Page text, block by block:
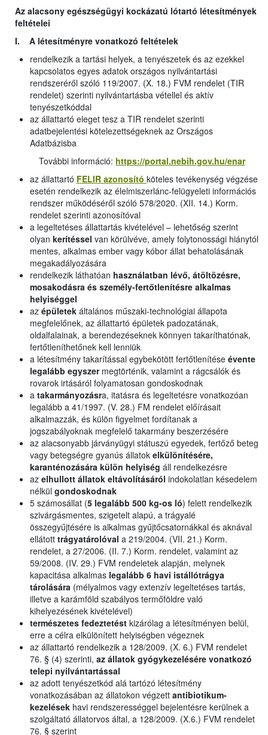
Az alacsony egészségügyi kockázatú lótartó létesítmények
feltételei
I. A létesítményre vonatkozó feltételek
rendelkezik a tartási helyek, a tenyészetek és az ezekkel
kapcsolatos egyes adatok országos nyilvántartási
rendszeréről szóló 119/2007. (X. 18.) FVM rendelet (TIR
rendelet) szerinti nyilvántartásba vétellel és aktív
tenyészetkóddal
az állattartó eleget tesz a TIR rendelet szerinti
adatbejelentési kötelezettségeknek az Országos
Adatbázisba
További információ: https://portal.nebih.gov.hu/enar
az állattartó FELIR azonosító köteles tevékenység végzése
esetén rendelkezik az élelmiszerlánc-felügyeleti információs
rendszer működéséről szóló 578/2020. (XII. 14.) Korm.
rendelet szerinti azonosítóval
a legeltetéses állattartás kivételével – lehetőség szerint
olyan kerítéssel van körülvéve, amely folytonossági hiánytól
mentes, alkalmas ember vagy kóbor állat behatolásának
megakadályozására
rendelkezik láthatóan használatban lévő, átöltözésre,
mosakodásra és személy-fertőtlenítésre alkalmas
helyiséggel
az épületek általános műszaki-technológiai állapota
megfelelőnek, az állattartó épületek padozatának,
oldalfalainak, a berendezéseknek könnyen takaríthatónak,
fertőtleníthetőnek kell lenniük
a létesítmény takarítással egybekötött fertőtlenítése évente
legalább egyszer megtörténik, valamint a rágcsálók és
rovarok irtásáról folyamatosan gondoskodnak
a takarmányozásra, itatásra és legeltetésre vonatkozóan
legalább a 41/1997. (V. 28.) FM rendelet előírásait
alkalmazzák, és külön figyelmet fordítanak a
jogszabályoknak megfelelő takarmány beszerzésére
az alacsonyabb járványügyi státuszú egyedek, fertőző beteg
vagy betegségre gyanús állatok elkülönítésére,
karanténozására külön helyiség áll rendelkezésre
az elhullott állatok eltávolításáról indokolatlan késedelem
nélkül gondoskodnak
5 számosállat (5 legalább 500 kg-os ló) felett rendelkezik
szivárgásmentes, szigetelt alapú, a trágyalé
összegyűjtésére is alkalmas gyűjtőcsatornákkal és aknával
ellátott trágyatárolóval a 219/2004. (VII. 21.) Korm.
rendelet, a 27/2006. (II. 7.) Korm. rendelet, valamint az
59/2008. (IV. 29.) FVM rendeletek alapján, melynek
kapacitása alkalmas legalább 6 havi istállótrágya
tárolására (mélyalmos vagy extenzív legeltetéses tartás,
illetve a karámföld szabályos termőföldre való
kihelyezésének kivételével)
természetes fedeztetést kizárólag a létesítményen belül,
erre a célra elkülönített helyiségben végeznek
az állattartó rendelkezik a 128/2009. (X. 6.) FVM rendelet
76. § (4) szerinti, az állatok gyógykezelésére vonatkozó
telepi nyilvántartással
az adott tenyészetkód alá tartózó létesítmény
vonatkozásában az állatokon végzett antibiotikum-
kezelések havi rendszerességgel bejelentésre kerülnek a
szolgáltató állatorvos által, a 128/2009. (X.6.) FVM rendelet
76. § szerint